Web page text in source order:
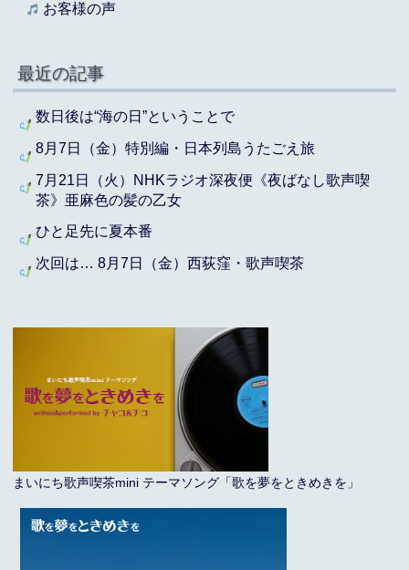
お客様の声
最近の記事
数日後は“海の日”ということで
8月7日（金）特別編・日本列島うたごえ旅
7月21日（火）NHKラジオ深夜便《夜ばなし歌声喫
茶》亜麻色の髪の乙女
ひと足先に夏本番
次回は… 8月7日（金）西荻窪・歌声喫茶
まいにち歌声喫茶mini テーマソング「歌を夢をときめきを」